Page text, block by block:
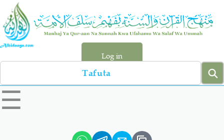
Skip
main
content
Log in
Search
left
sidebar
☰
Hadiyth